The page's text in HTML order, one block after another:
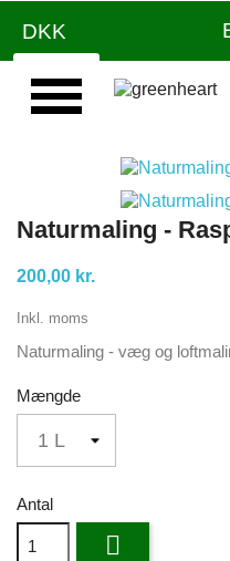
DKK
Naturmaling -
200,00 kr.
Inkl. moms
Naturmaling - væg og
Mængde
Antal
